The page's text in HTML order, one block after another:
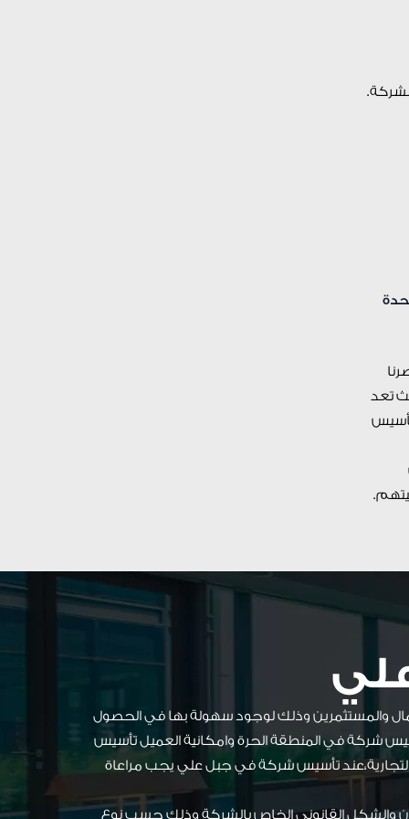
تعد
والمستثمرين وذلك لوجود سهولة بها في الحصول
شركة في المنطقة الحرة وامكانية العميل تأسيس
التجارية،عند تأسيس شركة في جبل علي يجب مراعاة
والشكل القانوني الخاص بالشركة وذلك حسب نوع